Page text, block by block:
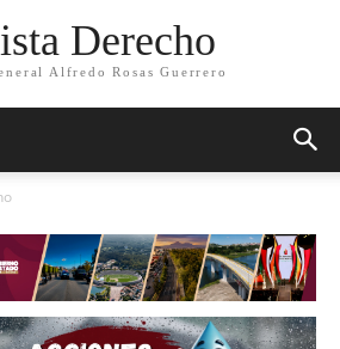
Derecho
Alfredo Rosas Guerrero